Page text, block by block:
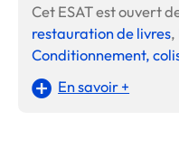
Cet ESAT est ouvert
restauration de livres,
Conditionnement,
En savoir +